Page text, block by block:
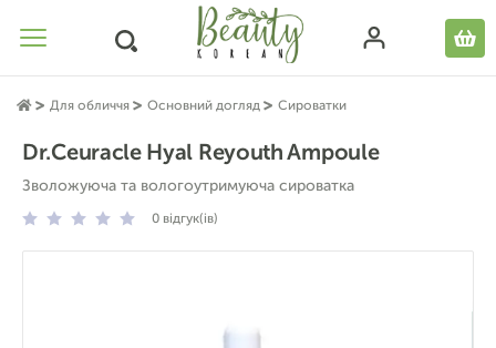
Для обличчя Основний догляд Сироватки
Dr.Ceuracle Hyal Reyouth Ampoule
Зволожуюча та вологоутримуюча сироватка
0 відгук(ів)